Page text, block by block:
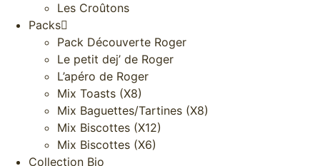
Les Croûtons
Packs
Pack Découverte Roger
Le petit dej’ de Roger
L’apéro de Roger
Mix Toasts (X8)
Mix Baguettes/Tartines (X8)
Mix Biscottes (X12)
Mix Biscottes (X6)
Collection Bio